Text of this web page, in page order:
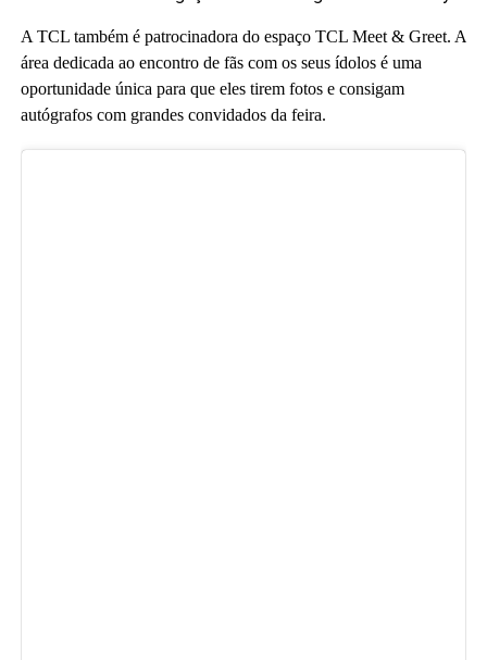
A TCL também é patrocinadora do espaço TCL Meet & Greet. A
área dedicada ao encontro de fãs com os seus ídolos é uma
oportunidade única para que eles tirem fotos e consigam
autógrafos com grandes convidados da feira.